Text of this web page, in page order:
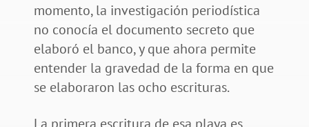
momento, la investigación periodística
no conocía el documento secreto que
elaboró el banco, y que ahora permite
entender la gravedad de la forma en que
se elaboraron las ocho escrituras.